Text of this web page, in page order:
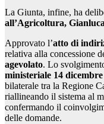
La Giunta, infine, ha
all’Agricoltura,
Approvato l’atto di
relativa alla concessione
agevolato. Lo
ministeriale 14
bilaterale tra la Regione
riallineando il sistema al
confermando il
delle domande.